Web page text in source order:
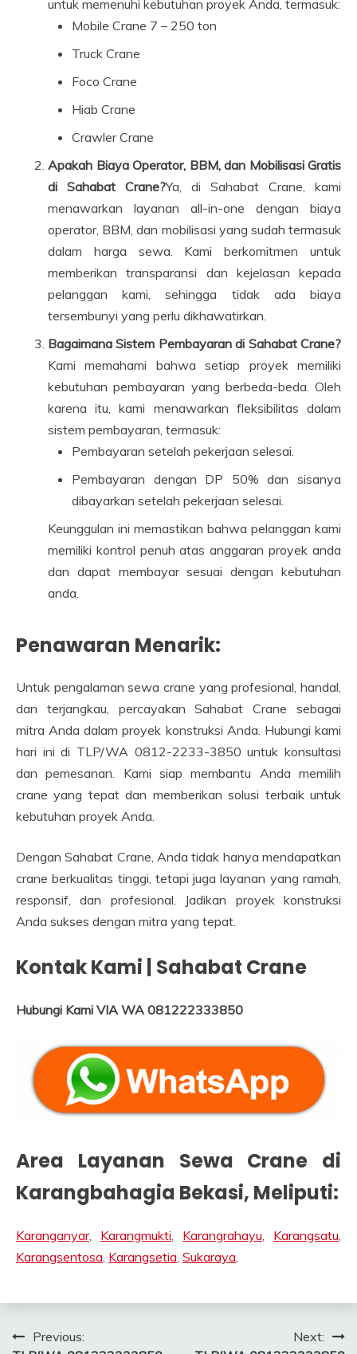
untuk memenuhi kebutuhan proyek Anda, termasuk:
Mobile Crane 7 – 250 ton
Truck Crane
Foco Crane
Hiab Crane
Crawler Crane
Apakah Biaya Operator, BBM, dan Mobilisasi Gratis
di Sahabat Crane?Ya, di Sahabat Crane, kami
menawarkan layanan all-in-one dengan biaya
operator, BBM, dan mobilisasi yang sudah termasuk
dalam harga sewa. Kami berkomitmen untuk
memberikan transparansi dan kejelasan kepada
pelanggan kami, sehingga tidak ada biaya
tersembunyi yang perlu dikhawatirkan.
Bagaimana Sistem Pembayaran di Sahabat Crane?
Kami memahami bahwa setiap proyek memiliki
kebutuhan pembayaran yang berbeda-beda. Oleh
karena itu, kami menawarkan fleksibilitas dalam
sistem pembayaran, termasuk:
Pembayaran setelah pekerjaan selesai.
Pembayaran dengan DP 50% dan sisanya
dibayarkan setelah pekerjaan selesai.
Keunggulan ini memastikan bahwa pelanggan kami
memiliki kontrol penuh atas anggaran proyek anda
dan dapat membayar sesuai dengan kebutuhan
anda.
Penawaran Menarik:
Untuk pengalaman sewa crane yang profesional, handal,
dan terjangkau, percayakan Sahabat Crane sebagai
mitra Anda dalam proyek konstruksi Anda. Hubungi kami
hari ini di TLP/WA 0812-2233-3850 untuk konsultasi
dan pemesanan. Kami siap membantu Anda memilih
crane yang tepat dan memberikan solusi terbaik untuk
kebutuhan proyek Anda.
Dengan Sahabat Crane, Anda tidak hanya mendapatkan
crane berkualitas tinggi, tetapi juga layanan yang ramah,
responsif, dan profesional. Jadikan proyek konstruksi
Anda sukses dengan mitra yang tepat.
Kontak Kami | Sahabat Crane
Hubungi Kami VIA WA 081222333850
Area Layanan Sewa Crane di
Karangbahagia Bekasi, Meliputi:
Karanganyar, Karangmukti, Karangrahayu, Karangsatu,
Karangsentosa, Karangsetia, Sukaraya,
PostPrevious:
Next: